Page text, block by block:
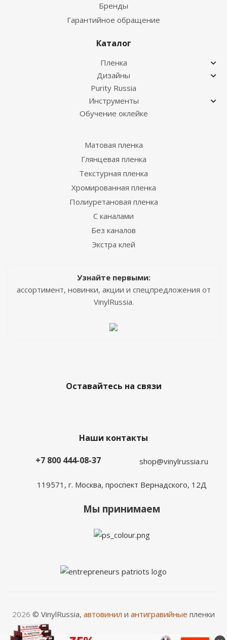
Бренды
Гарантийное обращение
Каталог
Пленка
Дизайны
Purity Russia
Инструменты
Обучение оклейке
Матовая пленка
Глянцевая пленка
Текстурная пленка
Хромированная пленка
Полиуретановая пленка
С каналами
Без каналов
Экстра клей
Узнайте первыми:
ассортимент, новинки, акции и спецпредложения от
VinylRussia.
Оставайтесь на связи
Наши контакты
+7 800 444-08-37
shop@vinylrussia.ru
119571, г. Москва, проспект Вернадского, 12Д
Мы принимаем
2026 © VinylRussia, автовинил и антигравийные пленки